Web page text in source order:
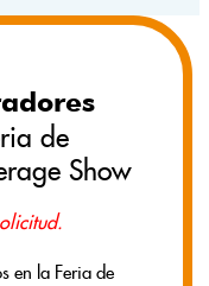
de
Show
en la Feria de